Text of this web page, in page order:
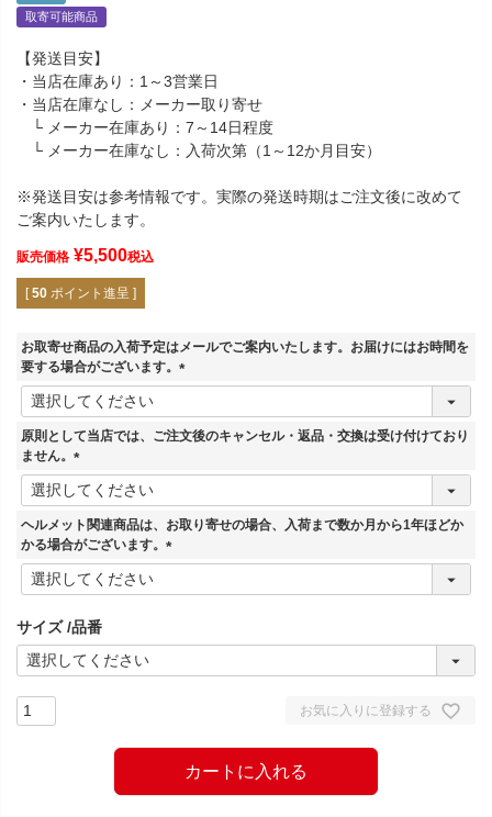
取寄可能商品
【発送目安】
・当店在庫あり：1～3営業日
・当店在庫なし：メーカー取り寄せ
└ メーカー在庫あり：7～14日程度
└ メーカー在庫なし：入荷次第（1～12か月目安）
※発送目安は参考情報です。実際の発送時期はご注文後に改めて
ご案内いたします。
販売価格 ¥5,500税込
[ 50 ポイント進呈 ]
お取寄せ商品の入荷予定はメールでご案内いたします。お届けにはお時間を
要する場合がございます。
(
須
原則として当店では、ご注文後のキャンセル・返品・交換は受け付けており
ません。
(
必
須
)
ヘルメット関連商品は、お取り寄せの場合、入荷まで数か月から1年ほどか
かる場合がございます。
(
サイズ 品番
お気に入りに登録する
カートに入れる